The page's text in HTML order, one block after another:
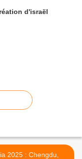
d'israël
2025 : Chengdu,